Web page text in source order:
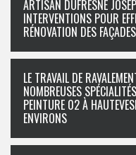
ARTISAN DUFRESNE
INTERVENTIONS POUR
RÉNOVATION DES FAÇADES
LE TRAVAIL DE
NOMBREUSES
PEINTURE 02 À
ENVIRONS